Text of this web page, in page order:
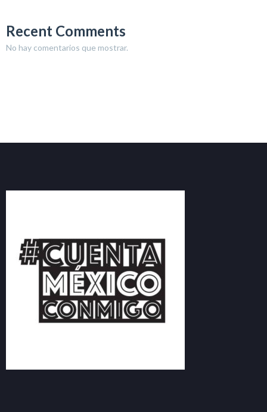
Recent Comments
No hay comentarios que mostrar.